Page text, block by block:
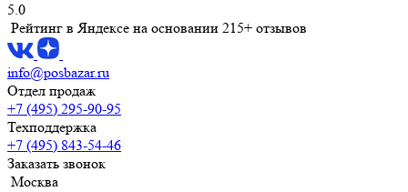
5.0
Рейтинг в Яндексе на основании 215+ отзывов
info@posbazar.ru
Отдел продаж
+7 (495) 295-90-95
Техподдержка
+7 (495) 843-54-46
Заказать звонок
Москва